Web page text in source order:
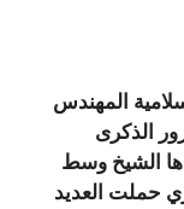
المهندس
الذكرى
الشيخ وسط
حملت العديد